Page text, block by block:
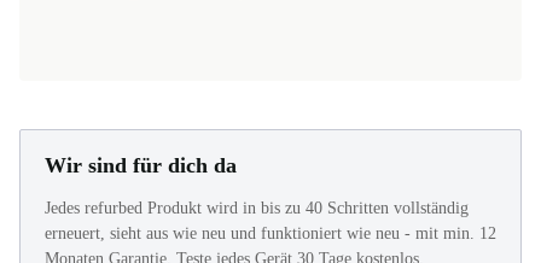
Wir sind für dich da
Jedes refurbed Produkt wird in bis zu 40 Schritten vollständig
erneuert, sieht aus wie neu und funktioniert wie neu - mit min. 12
Monaten Garantie. Teste jedes Gerät 30 Tage kostenlos.